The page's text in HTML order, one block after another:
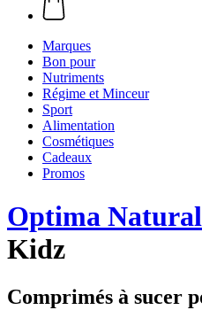
Marques
Bon pour
Nutriments
Régime et Minceur
Sport
Alimentation
Cosmétiques
Cadeaux
Promos
Optima
Kidz
Comprimés à sucer